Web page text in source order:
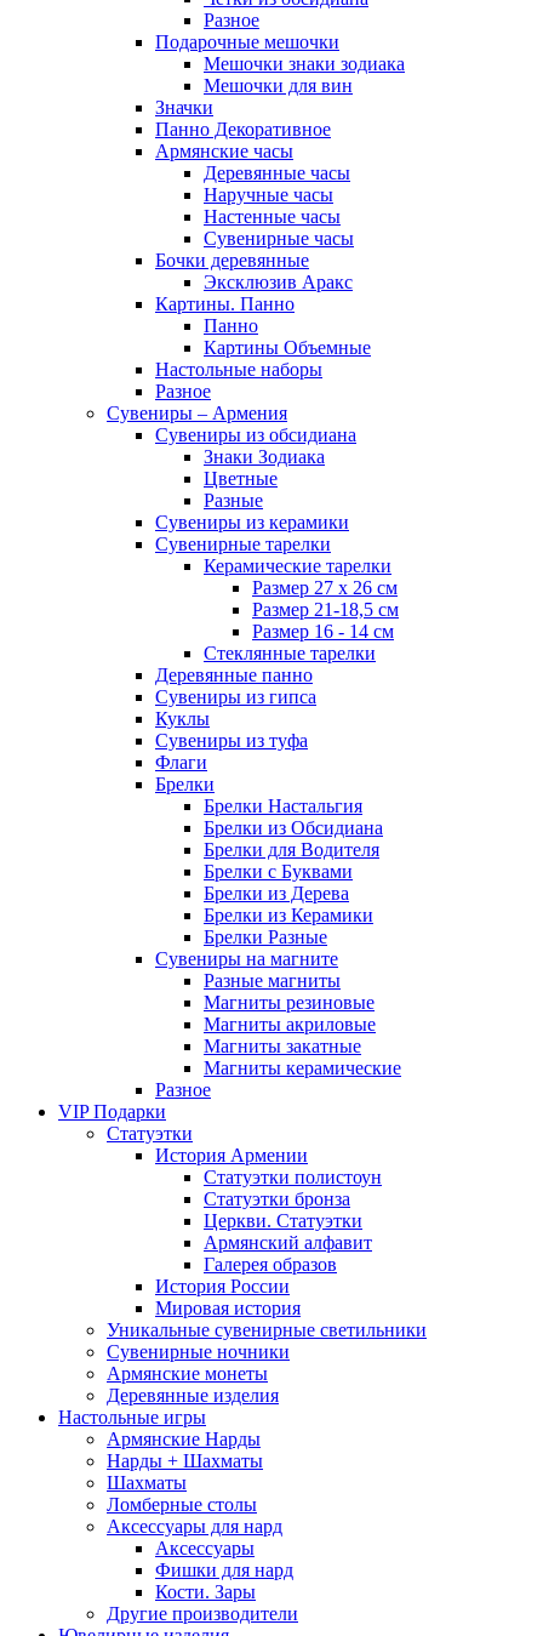
Разное
Подарочные мешочки
Мешочки знаки зодиака
Мешочки для вин
Значки
Панно Декоративное
Армянские часы
Деревянные часы
Наручные часы
Настенные часы
Сувенирные часы
Бочки деревянные
Эксклюзив Аракс
Картины. Панно
Панно
Картины Объемные
Настольные наборы
Разное
Сувениры – Армения
Сувениры из обсидиана
Знаки Зодиака
Цветные
Разные
Сувениры из керамики
Сувенирные тарелки
Керамические тарелки
Размер 27 х 26 см
Размер 21-18,5 см
Размер 16 - 14 см
Стеклянные тарелки
Деревянные панно
Сувениры из гипса
Куклы
Сувениры из туфа
Флаги
Брелки
Брелки Настальгия
Брелки из Обсидиана
Брелки для Водителя
Брелки с Буквами
Брелки из Дерева
Брелки из Керамики
Брелки Разные
Сувениры на магните
Разные магниты
Магниты резиновые
Магниты акриловые
Магниты закатные
Магниты керамические
Разное
VIP Подарки
Статуэтки
История Армении
Статуэтки полистоун
Статуэтки бронза
Церкви. Статуэтки
Армянский алфавит
Галерея образов
История России
Мировая история
Уникальные сувенирные светильники
Сувенирные ночники
Армянские монеты
Деревянные изделия
Настольные игры
Армянские Нарды
Нарды + Шахматы
Шахматы
Ломберные столы
Аксессуары для нард
Аксессуары
Фишки для нард
Кости. Зары
Другие производители